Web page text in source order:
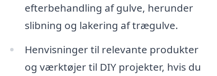
efterbehandling af gulve, herunder
slibning og lakering af trægulve.
Henvisninger til relevante produkter
og værktøjer til DIY projekter, hvis du